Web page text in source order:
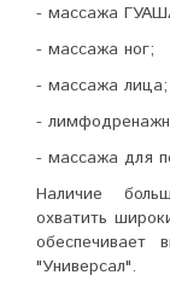
- массажа
- массажа ног;
- массажа лица;
-
- массажа для
Наличие
охватить
обеспечивает
"Универсал".